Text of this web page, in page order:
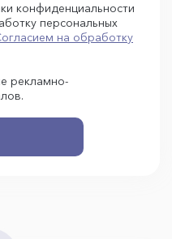
конфиденциальности
персональных
на обработку
рекламно-